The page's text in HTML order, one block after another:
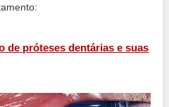
de próteses dentárias e suas